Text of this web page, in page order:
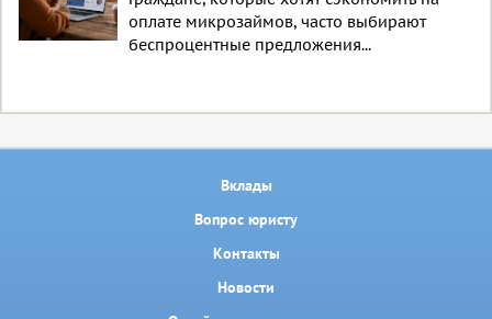
оплате микрозаймов, часто выбирают
беспроцентные предложения...
Вклады
Вопрос юристу
Контакты
Новости